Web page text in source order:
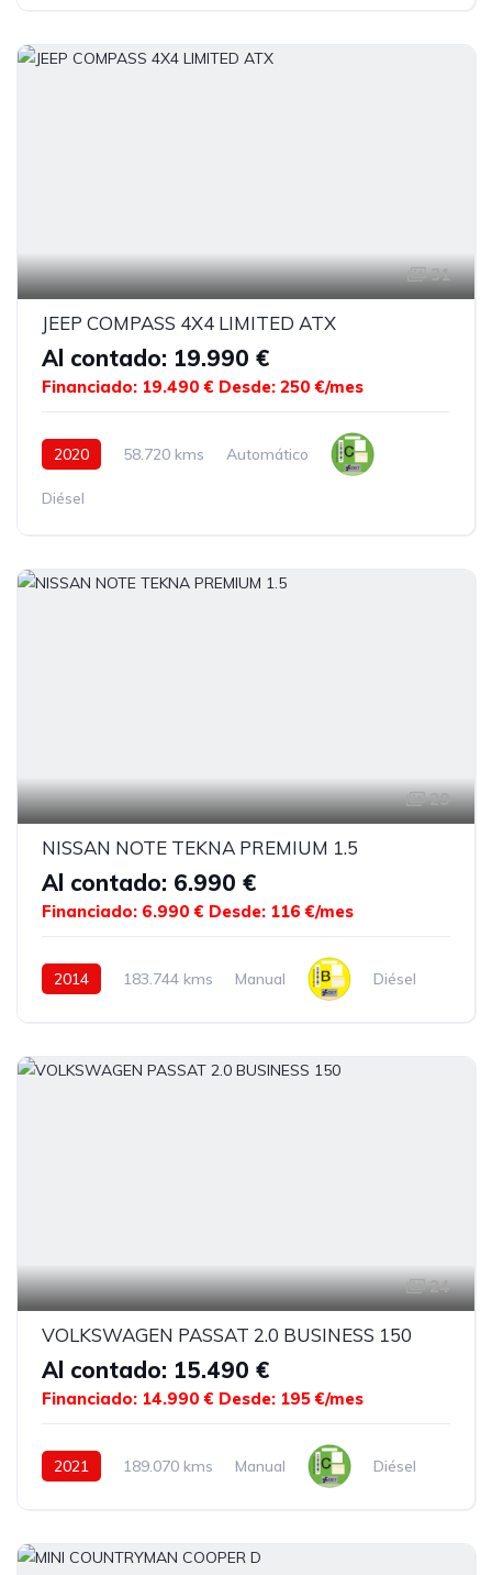
31
JEEP COMPASS 4X4 LIMITED ATX
Al contado: 19.990 €
Financiado: 19.490 € Desde: 250 €/mes
2020 58.720 kms Automático
Diésel
29
NISSAN NOTE TEKNA PREMIUM 1.5
Al contado: 6.990 €
Financiado: 6.990 € Desde: 116 €/mes
2014 183.744 kms Manual Diésel
24
VOLKSWAGEN PASSAT 2.0 BUSINESS 150
Al contado: 15.490 €
Financiado: 14.990 € Desde: 195 €/mes
2021 189.070 kms Manual Diésel